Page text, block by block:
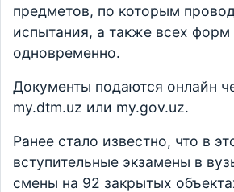
предметов, по которым
испытания, а также всех форм
одновременно.
Документы подаются онлайн
my.dtm.uz или my.gov.uz.
Ранее стало известно, что в
вступительные экзамены в
смены на 92 закрытых